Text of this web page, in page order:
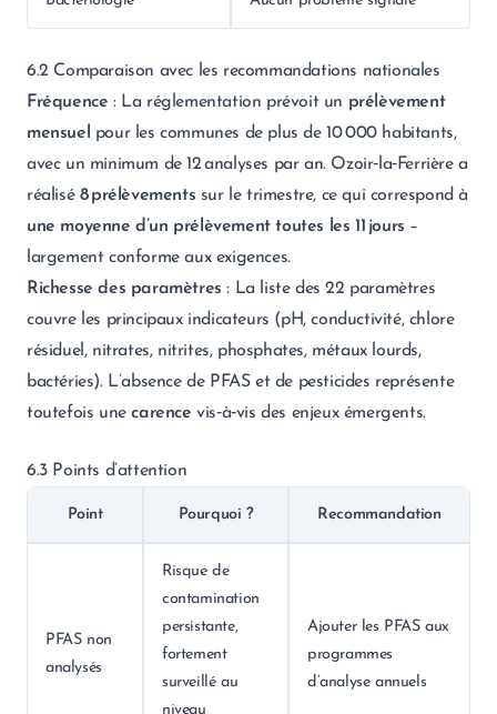
6.2 Comparaison avec les recommandations nationales
Fréquence : La réglementation prévoit un prélèvement
mensuel
pour les communes de plus de 10 000 habitants,
avec un minimum de 12 analyses par an. Ozoir‑la‑Ferrière a
réalisé 8 prélèvements sur le trimestre, ce qui correspond à
une moyenne d’un prélèvement toutes les 11 jours –
largement conforme aux exigences.
Richesse des paramètres : La liste des 22 paramètres
couvre les principaux indicateurs (pH, conductivité, chlore
résiduel, nitrates, nitrites, phosphates, métaux lourds,
bactéries). L’absence de PFAS et de pesticides représente
toutefois unecarence vis‑à‑vis des enjeux émergents.
6.3 Points d’attention
Point Pourquoi ? Recommandation
PFAS non
analysés
Risque de
contamination
persistante,
fortement
surveillé au
niveau
Ajouter les PFAS aux
programmes
d’analyse annuels